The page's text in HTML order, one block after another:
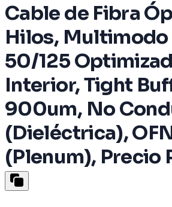
Cable de Fibra
Hilos, Multimodo
50/125
Interior, Tight
900um, No
(Dieléctrica),
(Plenum), Precio